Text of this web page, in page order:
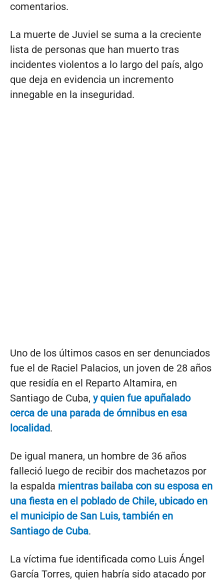
comentarios.
La muerte de Juviel se suma a la creciente
lista de personas que han muerto tras
incidentes violentos a lo largo del país, algo
que deja en evidencia un incremento
innegable en la inseguridad.
Uno de los últimos casos en ser denunciados
fue el de Raciel Palacios, un joven de 28 años
que residía en el Reparto Altamira, en
Santiago de Cuba, y quien fue apuñalado
cerca de una parada de ómnibus en esa
localidad.
De igual manera, un hombre de 36 años
falleció luego de recibir dos machetazos por
la espalda mientras bailaba con su esposa en
una fiesta en el poblado de Chile, ubicado en
el municipio de San Luis, también en
Santiago de Cuba.
La víctima fue identificada como Luis Ángel
García Torres, quien habría sido atacado por